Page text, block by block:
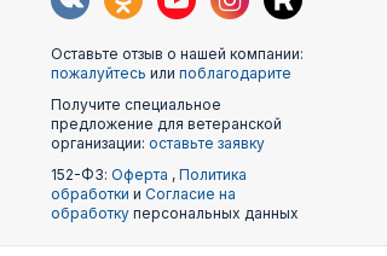
Оставьте отзыв о нашей компании:
пожалуйтесь или поблагодарите
Получите специальное
предложение для ветеранской
организации: оставьте заявку
152-ФЗ: Оферта , Политика
обработки и Согласие на
обработку персональных данных